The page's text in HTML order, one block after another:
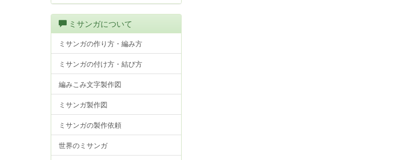
ミサンガについて
ミサンガの作り方・編み方
ミサンガの付け方・結び方
編みこみ文字製作図
ミサンガ製作図
ミサンガの製作依頼
世界のミサンガ